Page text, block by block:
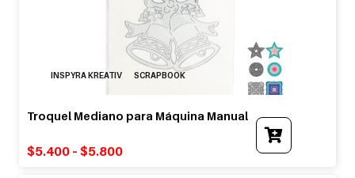
INSPYRA KREATIV SCRAPBOOK
Troquel Mediano para Máquina Manual
$5.400 – $5.800
This